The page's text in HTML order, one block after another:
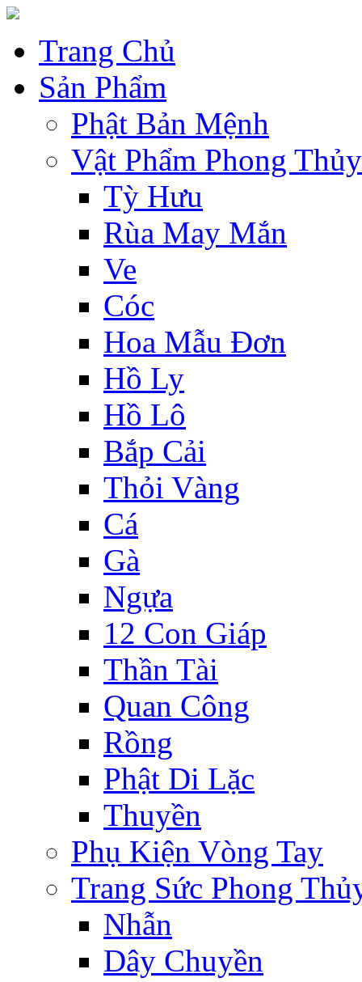
Trang Chủ
Sản Phẩm
Phật Bản Mệnh
Vật Phẩm Phong Thủy
Tỳ Hưu
Rùa May Mắn
Ve
Cóc
Hoa Mẫu Đơn
Hồ Ly
Hồ Lô
Bắp Cải
Thỏi Vàng
Cá
Gà
Ngựa
12 Con Giáp
Thần Tài
Quan Công
Rồng
Phật Di Lặc
Thuyền
Phụ Kiện Vòng Tay
Trang Sức Phong
Nhẫn
Dây Chuyền